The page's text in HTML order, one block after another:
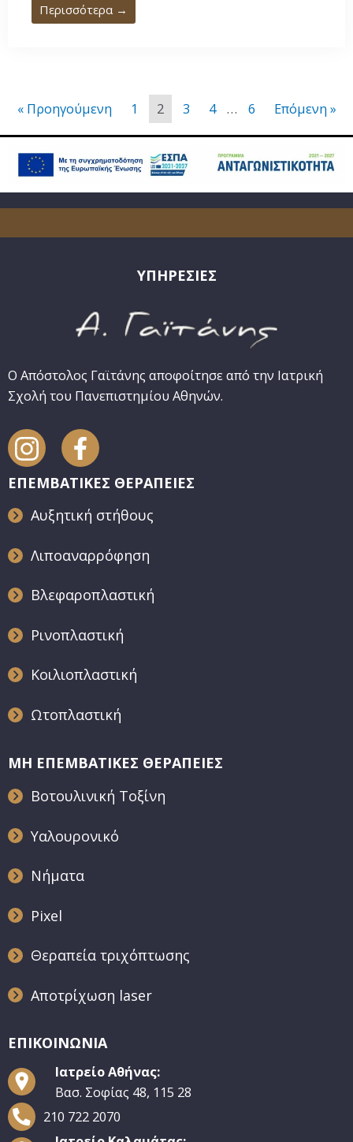
Περισσότερα →
« Προηγούμενη 1 2 3 4 … 6 Επόμενη »
ΥΠΗΡΕΣΙΕΣ
Ο Απόστολος Γαϊτάνης αποφοίτησε από την Ιατρική
Σχολή του Πανεπιστημίου Αθηνών.
ΕΠΕΜΒΑΤΙΚΕΣ ΘΕΡΑΠΕΙΕΣ
Αυξητική στήθους
Λιποαναρρόφηση
Βλεφαροπλαστική
Ρινοπλαστική
Κοιλιοπλαστική
Ωτοπλαστική
ΜΗ ΕΠΕΜΒΑΤΙΚΕΣ ΘΕΡΑΠΕΙΕΣ
Βοτουλινική Τοξίνη
Υαλουρονικό
Νήματα
Pixel
Θεραπεία τριχόπτωσης
Αποτρίχωση laser
ΕΠΙΚΟΙΝΩΝΙΑ
Ιατρείο Αθήνας:
Βασ. Σοφίας 48, 115 28
210 722 2070